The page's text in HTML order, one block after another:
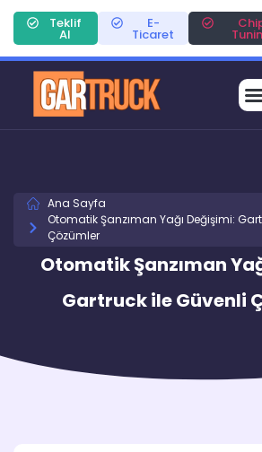
Teklif
Al
E-
Ticaret
Ana Sayfa
Otomatik Şanzıman Yağı Değişimi:
Çözümler
Otomatik Şanzıman
Gartruck ile Güvenli